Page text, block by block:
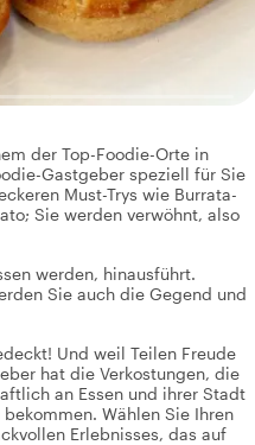
der Top-Foodie-Orte in
Gastgeber speziell für Sie
Must-Trys wie Burrata-
Sie werden verwöhnt, also
werden, hinausführt.
Sie auch die Gegend und
Und weil Teilen Freude
hat die Verkostungen, die
an Essen und ihrer Stadt
Wählen Sie Ihren
Erlebnisses, das auf